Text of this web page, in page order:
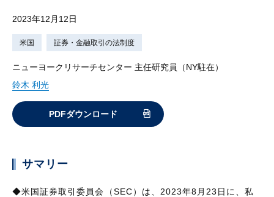
2023年12月12日
米国 証券・金融取引の法制度
ニューヨークリサーチセンター 主任研究員（NY駐在）
鈴木 利光
PDFダウンロード
サマリー
◆米国証券取引委員会（SEC）は、2023年8月23日に、私